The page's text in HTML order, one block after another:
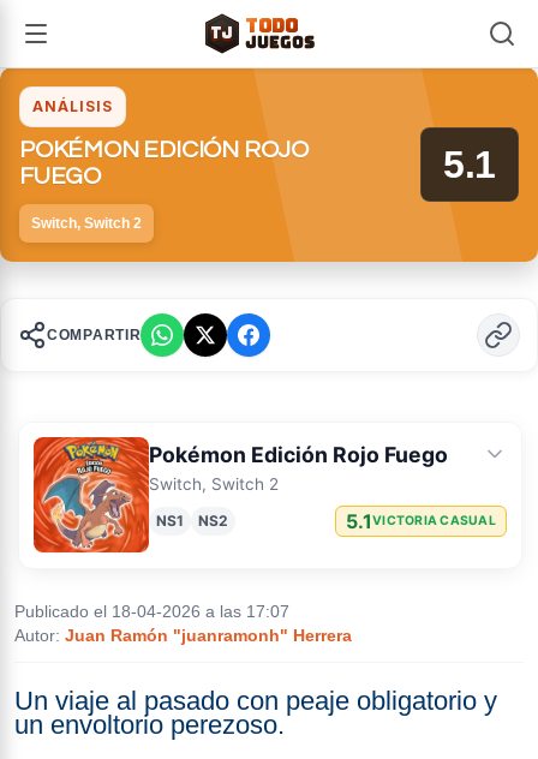
TJ
TJ TODO
JUEGOS
ANÁLISIS
POKÉMON EDICIÓN ROJO
FUEGO
Switch, Switch 2
5.1
COMPARTIR
Pokémon Edición Rojo Fuego
Switch, Switch 2
NS1 NS2 5.1VICTORIA CASUAL
Ficha
Avance
Publicado el 18-04-2026 a las 17:07
Autor: Juan Ramón "juanramonh" Herrera
Un viaje al pasado con peaje obligatorio y
un envoltorio perezoso.